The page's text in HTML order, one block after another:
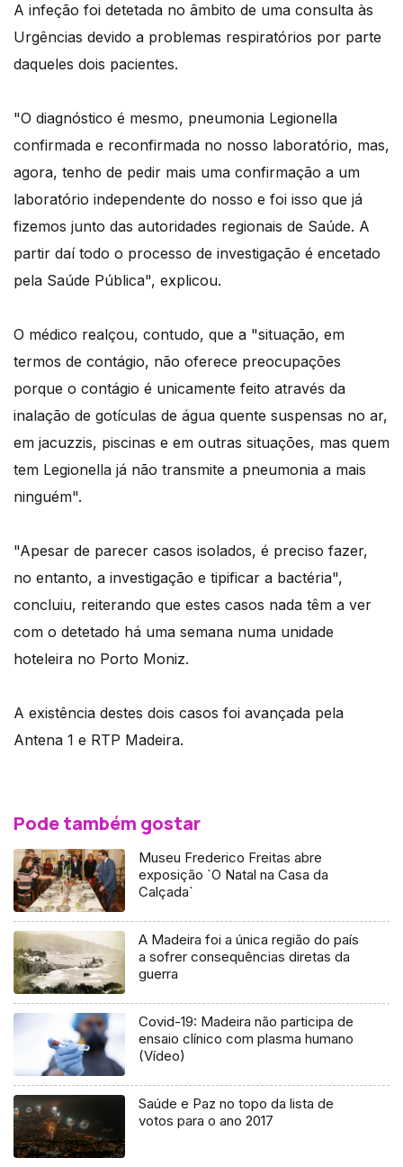
A infeção foi detetada no âmbito de uma consulta às
Urgências devido a problemas respiratórios por parte
daqueles dois pacientes.
"O diagnóstico é mesmo, pneumonia Legionella
confirmada e reconfirmada no nosso laboratório, mas,
agora, tenho de pedir mais uma confirmação a um
laboratório independente do nosso e foi isso que já
fizemos junto das autoridades regionais de Saúde. A
partir daí todo o processo de investigação é encetado
pela Saúde Pública", explicou.
O médico realçou, contudo, que a "situação, em
termos de contágio, não oferece preocupações
porque o contágio é unicamente feito através da
inalação de gotículas de água quente suspensas no ar,
em jacuzzis, piscinas e em outras situações, mas quem
tem Legionella já não transmite a pneumonia a mais
ninguém".
"Apesar de parecer casos isolados, é preciso fazer,
no entanto, a investigação e tipificar a bactéria",
concluiu, reiterando que estes casos nada têm a ver
com o detetado há uma semana numa unidade
hoteleira no Porto Moniz.
A existência destes dois casos foi avançada pela
Antena 1 e RTP Madeira.
Pode também gostar
Museu Frederico Freitas abre
exposição `O Natal na Casa da
Calçada`
A Madeira foi a única região do país
a sofrer consequências diretas da
guerra
Covid-19: Madeira não participa de
ensaio clínico com plasma humano
(Vídeo)
Saúde e Paz no topo da lista de
votos para o ano 2017